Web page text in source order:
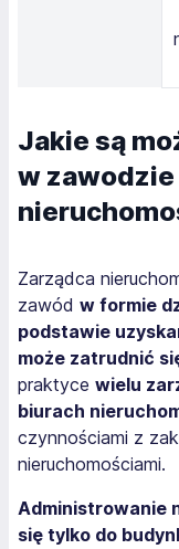
Jakie są
w
Zarządca
zawód w formie
podstawie
może zatrudnić
praktyce wielu
biurach
czynnościami z
nieruchomościami.
Administrowanie
się tylko do